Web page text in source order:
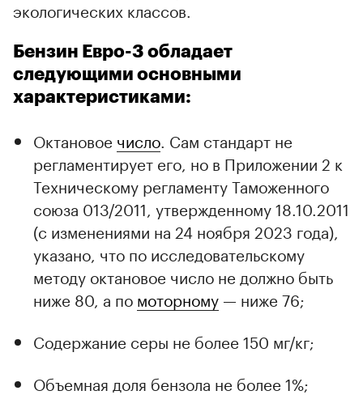
экологических классов.
Бензин Евро-3 обладает
следующими основными
характеристиками:
Октановое число. Сам стандарт не
регламентирует его, но в Приложении 2 к
Техническому регламенту Таможенного
союза 013/2011, утвержденному 18.10.2011
(с изменениями на 24 ноября 2023 года),
указано, что по исследовательскому
методу октановое число не должно быть
ниже 80, а по моторному — ниже 76;
Содержание серы не более 150 мг/кг;
Объемная доля бензола не более 1%;